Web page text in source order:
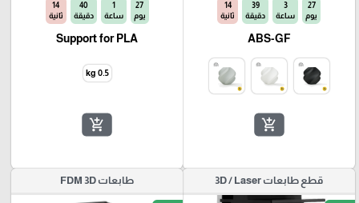
27
يوم
3
ساعة
39
دقيقة
13
ثانية
ABS-GF
add_shopping_cart
27
يوم
1
ساعة
40
دقيقة
13
ثانية
Support for PLA
0.5 kg
add_shopping_cart
قطع طابعات 3D / Laser طابعات FDM 3D